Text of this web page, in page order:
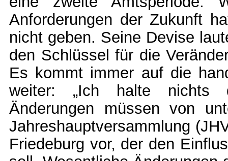
Anforderungen der Zukunft
nicht geben. Seine Devise
den Schlüssel für die
Es kommt immer auf die
weiter: „Ich halte nichts
Änderungen müssen von
Jahreshauptversammlung
Friedeburg vor, der den